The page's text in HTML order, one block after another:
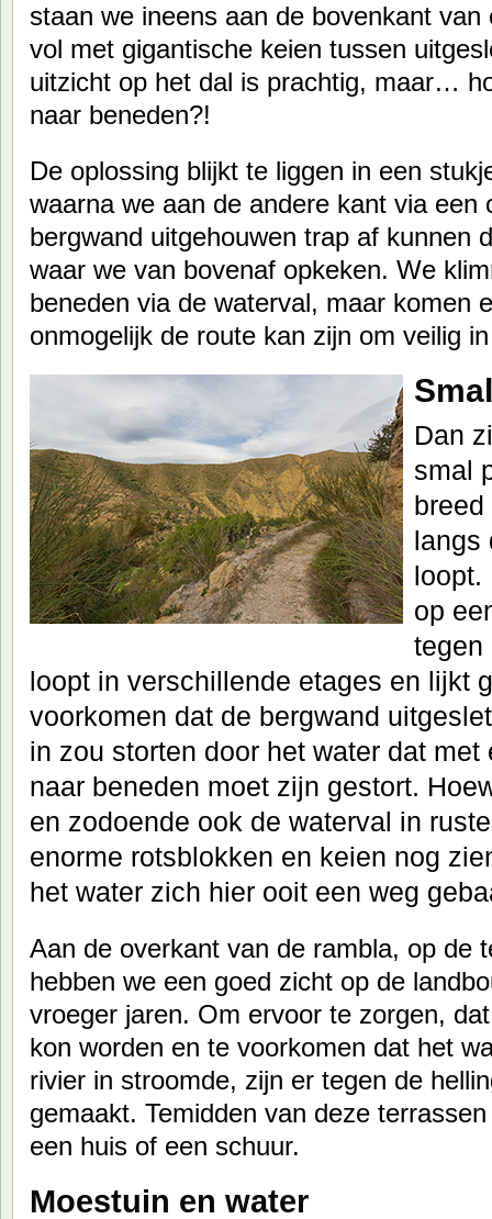
staan we ineens aan de bovenkant
vol met gigantische keien tussen
uitzicht op het dal is prachtig, maar…
naar beneden?!
De oplossing blijkt te liggen in een
waarna we aan de andere kant via een
bergwand uitgehouwen trap af kunnen
waar we van bovenaf opkeken. We
beneden via de waterval, maar komen
onmogelijk de route kan zijn om veilig
Dan
smal
langs
loopt.
op
tegen
loopt in verschillende etages en lijkt
voorkomen dat de bergwand
in zou storten door het water dat
naar beneden moet zijn gestort.
en zodoende ook de waterval in
enorme rotsblokken en keien nog
het water zich hier ooit een weg
Aan de overkant van de rambla, op de
hebben we een goed zicht op de
vroeger jaren. Om ervoor te zorgen,
kon worden en te voorkomen dat het
rivier in stroomde, zijn er tegen de
gemaakt. Temidden van deze
een huis of een schuur.
Moestuin en water